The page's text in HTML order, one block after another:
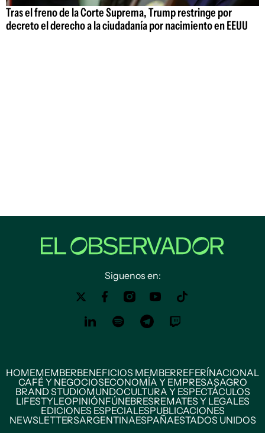
Tras el freno de la Corte Suprema, Trump restringe por
decreto el derecho a la ciudadanía por nacimiento en EEUU
Siguenos en:
HOMEMEMBERBENEFICIOS MEMBERREFERÍNACIONAL
CAFÉ Y NEGOCIOSECONOMÍA Y EMPRESASAGRO
BRAND STUDIOMUNDOCULTURA Y ESPECTÁCULOS
LIFESTYLEOPINIÓNFÚNEBRESREMATES Y LEGALES
EDICIONES ESPECIALESPUBLICACIONES
NEWSLETTERSARGENTINAESPAÑAESTADOS UNIDOS